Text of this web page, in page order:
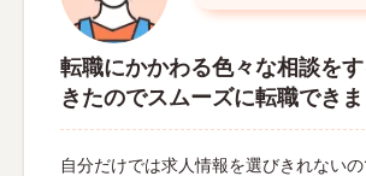
転職にかかわる色々な相談を
きたのでスムーズに転職でき
自分だけでは求人情報を選びきれない